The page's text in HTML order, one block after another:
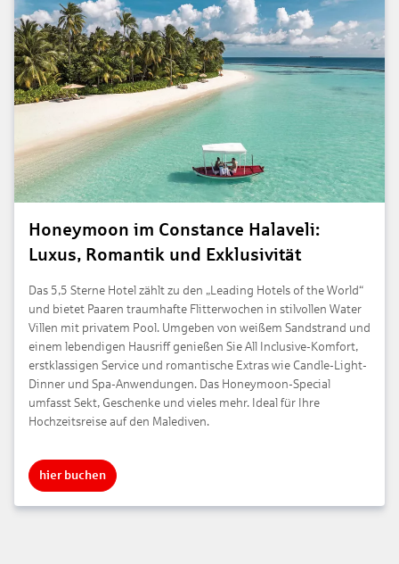
Honeymoon im Constance Halaveli:
Luxus, Romantik und Exklusivität
Das 5,5 Sterne Hotel zählt zu den „Leading Hotels of the World“
und bietet Paaren traumhafte Flitterwochen in stilvollen Water
Villen mit privatem Pool. Umgeben von weißem Sandstrand und
einem lebendigen Hausriff genießen Sie All Inclusive-Komfort,
erstklassigen Service und romantische Extras wie Candle-Light-
Dinner und Spa-Anwendungen. Das Honeymoon-Special
umfasst Sekt, Geschenke und vieles mehr. Ideal für Ihre
Hochzeitsreise auf den Malediven.
hier buchen